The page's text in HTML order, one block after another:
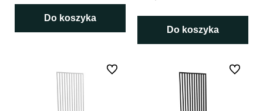
Do koszyka
Do koszyka
Do ulubionych Do